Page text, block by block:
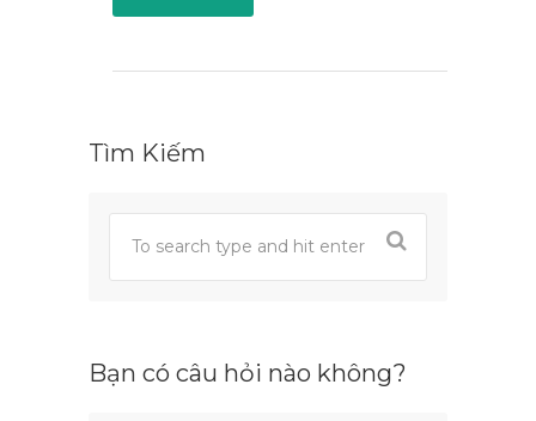
Tìm Kiếm
Bạn có câu hỏi nào không?